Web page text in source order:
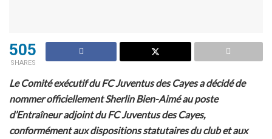
505
SHARES
Le Comité exécutif du FC Juventus des Cayes a décidé de
nommer officiellement Sherlin Bien-Aimé au poste
d’Entraîneur adjoint du FC Juventus des Cayes,
conformément aux dispositions statutaires du club et aux